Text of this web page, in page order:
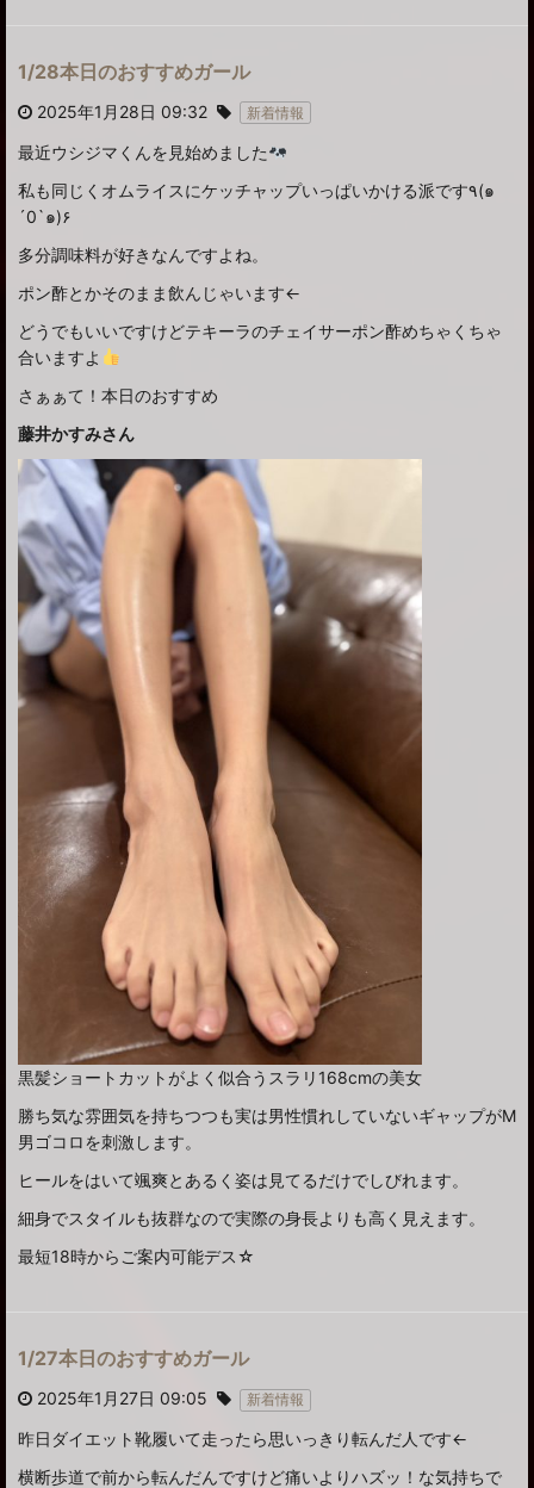
1/28本日のおすすめガール
2025年1月28日 09:32 新着情報
最近ウシジマくんを見始めました
私も同じくオムライスにケッチャップいっぱいかける派です٩(๑
´0`๑)۶
多分調味料が好きなんですよね。
ポン酢とかそのまま飲んじゃいます←
どうでもいいですけどテキーラのチェイサーポン酢めちゃくちゃ
合いますよ
さぁぁて！本日のおすすめ
藤井かすみさん
黒髪ショートカットがよく似合うスラリ168cmの美女
勝ち気な雰囲気を持ちつつも実は男性慣れしていないギャップがM
男ゴコロを刺激します。
ヒールをはいて颯爽とあるく姿は見てるだけでしびれます。
細身でスタイルも抜群なので実際の身長よりも高く見えます。
最短18時からご案内可能デス☆
1/27本日のおすすめガール
2025年1月27日 09:05 新着情報
昨日ダイエット靴履いて走ったら思いっきり転んだ人です←
横断歩道で前から転んだんですけど痛いよりハズッ！な気持ちで